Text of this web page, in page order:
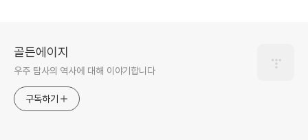
골든에이지
우주 탐사의 역사에 대해 이야기합니다
구독하기